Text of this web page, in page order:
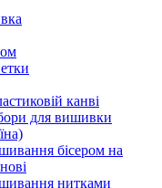
канві
для вишивки
бісером на
нитками